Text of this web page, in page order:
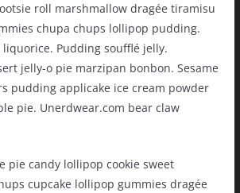
roll marshmallow dragée tiramisu
chupa chups lollipop pudding.
Pudding soufflé jelly.
jelly-o pie marzipan bonbon. Sesame
pudding applicake ice cream powder
pie. Unerdwear.com bear claw
pie candy lollipop cookie sweet
cupcake lollipop gummies dragée